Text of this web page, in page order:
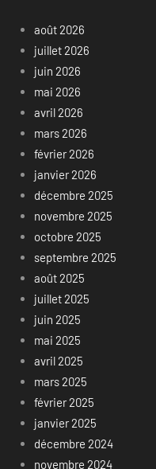
août 2026
juillet 2026
juin 2026
mai 2026
avril 2026
mars 2026
février 2026
janvier 2026
décembre 2025
novembre 2025
octobre 2025
septembre 2025
août 2025
juillet 2025
juin 2025
mai 2025
avril 2025
mars 2025
février 2025
janvier 2025
décembre 2024
novembre 2024